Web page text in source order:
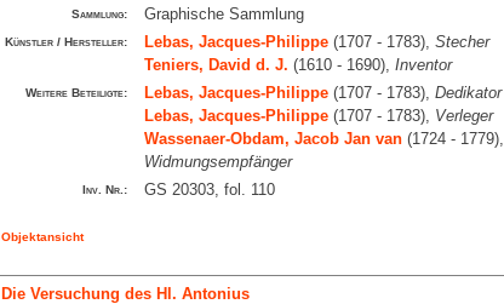
Sammlung: Graphische Sammlung
Künstler / Hersteller: Lebas, Jacques-Philippe(1707 - 1783), Stecher
Teniers, David d. J. (1610 - 1690), Inventor
Weitere Beteiligte: Lebas, Jacques-Philippe(1707 - 1783), Dedikator
Lebas, Jacques-Philippe(1707 - 1783), Verleger
Wassenaer-Obdam, Jacob Jan van(1724 - 1779),
Widmungsempfänger
Inv. Nr.: GS 20303, fol. 110
Objektansicht
Die Versuchung des Hl. Antonius